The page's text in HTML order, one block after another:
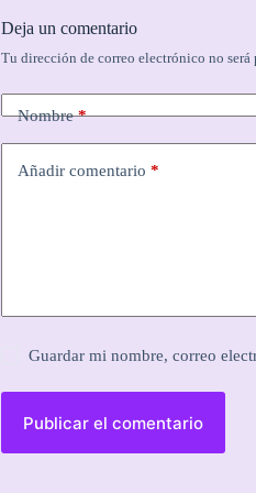
Deja un comentario
Tu dirección de correo electrónico no será
Nombre*
Añadir comentario *
Guardar mi nombre, correo
Publicar el comentario